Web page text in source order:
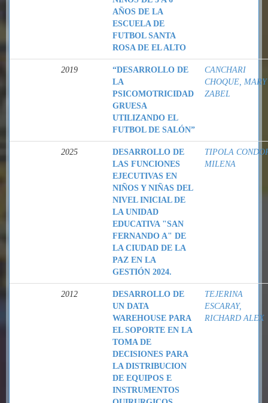
AÑOS DE LA
ESCUELA DE
FUTBOL SANTA
ROSA DE EL ALTO
2019
“DESARROLLO DE
LA
PSICOMOTRICIDAD
GRUESA
UTILIZANDO EL
FUTBOL DE SALÓN”
CANCHARI
CHOQUE, MARY
ZABEL
2025
DESARROLLO DE
LAS FUNCIONES
EJECUTIVAS EN
NIÑOS Y NIÑAS DEL
NIVEL INICIAL DE
LA UNIDAD
EDUCATIVA "SAN
FERNANDO A" DE
LA CIUDAD DE LA
PAZ EN LA
GESTIÓN 2024.
TIPOLA
MILENA
2012
DESARROLLO DE
UN DATA
WAREHOUSE PARA
EL SOPORTE EN LA
TOMA DE
DECISIONES PARA
LA DISTRIBUCION
DE EQUIPOS E
INSTRUMENTOS
TEJERINA
ESCARAY,
RICHARD ALEX